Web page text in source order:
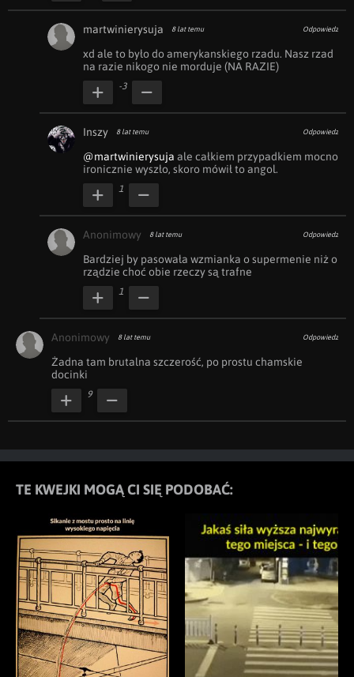
martwinierysuja 8 lat temu Odpowiedz
xd ale to było do amerykanskiego rzadu. Nasz rzad
na razie nikogo nie morduje (NA RAZIE)
-3
Inszy 8 lat temu Odpowiedz
@martwinierysuja ale całkiem przypadkiem mocno
ironicznie wyszło, skoro mówił to angol.
1
Anonimowy 8 lat temu Odpowiedz
Bardziej by pasowała wzmianka o supermenie niż o
rządzie choć obie rzeczy są trafne
1
Anonimowy 8 lat temu Odpowiedz
Żadna tam brutalna szczerość, po prostu chamskie
docinki
9
TE KWEJKI MOGĄ CI SIĘ PODOBAĆ: